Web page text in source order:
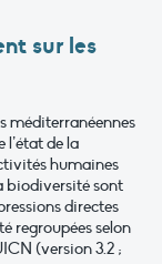
sur les
méditerranéennes
l’état de la
humaines
biodiversité sont
directes
regroupées selon
(version 3.2 ;